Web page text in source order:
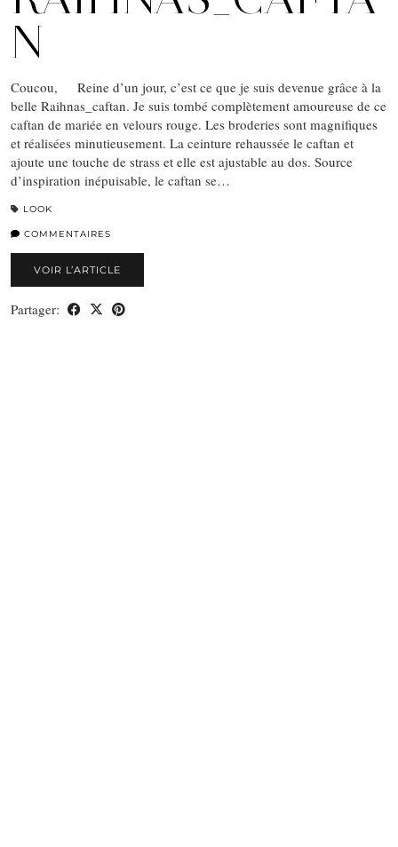
N
Coucou, Reine d’un jour, c’est ce que je suis devenue grâce à la
belle Raihnas_caftan. Je suis tombé complètement amoureuse de ce
caftan de mariée en velours rouge. Les broderies sont magnifiques
et réalisées minutieusement. La ceinture rehaussée le caftan et
ajoute une touche de strass et elle est ajustable au dos. Source
d’inspiration inépuisable, le caftan se…
LOOK
COMMENTAIRES
VOIR L’ARTICLE
Partager: